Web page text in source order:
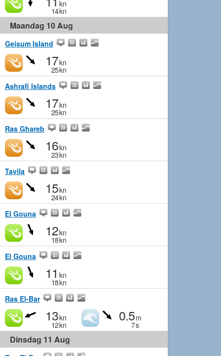
kn
14kn
Maandag 10 Aug
Geisum Island
17kn
25kn
Ashrafi Islands
17kn
25kn
Ras Ghareb
16kn
23kn
Tavila
15kn
24kn
El Gouna
12kn
18kn
El Gouna
11 kn
18kn
Ras El-Bar
13kn
12kn
0.5m
7s
Dinsdag 11 Aug